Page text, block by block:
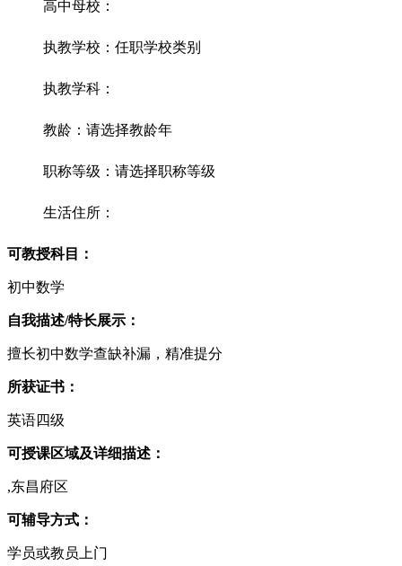
高中母校：
执教学校：任职学校类别
执教学科：
教龄：请选择教龄年
职称等级：请选择职称等级
生活住所：
可教授科目：
初中数学
自我描述/特长展示：
擅长初中数学查缺补漏，精准提分
所获证书：
英语四级
可授课区域及详细描述：
,东昌府区
可辅导方式：
学员或教员上门